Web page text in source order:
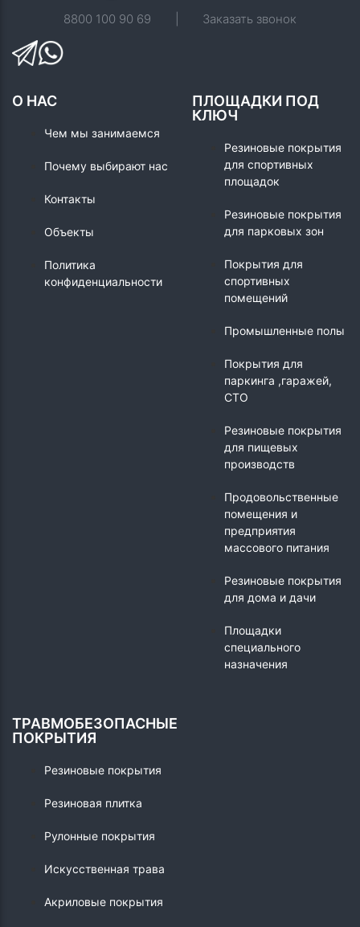
8800 100 90 69 Заказать звонок
О НАС
Чем мы занимаемся
Почему выбирают нас
Контакты
Объекты
Политика
конфиденциальности
ПЛОЩАДКИ ПОД
КЛЮЧ
Резиновые покрытия
для спортивных
площадок
Резиновые покрытия
для парковых зон
Покрытия для
спортивных
помещений
Промышленные полы
Покрытия для
паркинга ,гаражей,
СТО
Резиновые покрытия
для пищевых
производств
Продовольственные
помещения и
предприятия
массового питания
Резиновые покрытия
для дома и дачи
Площадки
специального
назначения
ТРАВМОБЕЗОПАСНЫЕ
ПОКРЫТИЯ
Резиновые покрытия
Резиновая плитка
Рулонные покрытия
Искусственная трава
Акриловые покрытия